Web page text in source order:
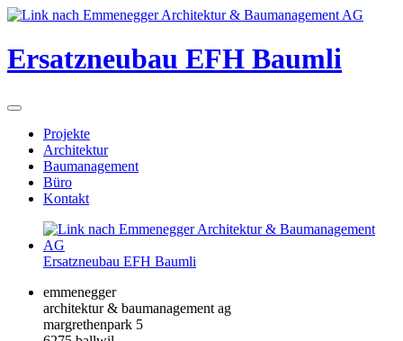
Ersatzneubau EFH Baumli
Projekte
Architektur
Baumanagement
Büro
Kontakt
Ersatzneubau EFH Baumli
emmenegger
architektur & baumanagement ag
margrethenpark 5